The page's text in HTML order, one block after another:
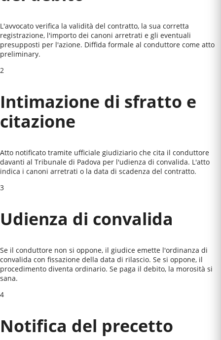
L'avvocato verifica la validità del contratto, la sua corretta
registrazione, l'importo dei canoni arretrati e gli eventuali
presupposti per l'azione. Diffida formale al conduttore come atto
preliminary.
2
Intimazione di sfratto e
citazione
Atto notificato tramite ufficiale giudiziario che cita il conduttore
davanti al Tribunale di Padova per l'udienza di convalida. L'atto
indica i canoni arretrati o la data di scadenza del contratto.
3
Udienza di convalida
Se il conduttore non si oppone, il giudice emette l'ordinanza di
convalida con fissazione della data di rilascio. Se si oppone, il
procedimento diventa ordinario. Se paga il debito, la morosità si
sana.
4
Notifica del precetto